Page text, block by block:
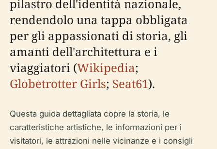
pilastro dell'identità nazionale,
rendendolo una tappa obbligata
per gli appassionati di storia, gli
amanti dell'architettura e i
viaggiatori (Wikipedia;
Globetrotter Girls; Seat61).
Questa guida dettagliata copre la storia, le
caratteristiche artistiche, le informazioni per i
visitatori, le attrazioni nelle vicinanze e i consigli